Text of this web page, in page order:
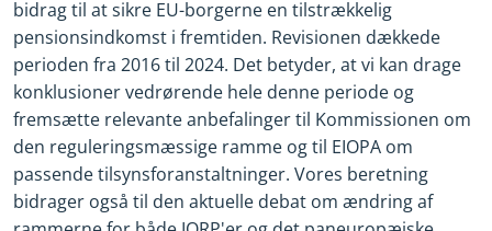
bidrag til at sikre EU-borgerne en tilstrækkelig
pensionsindkomst i fremtiden. Revisionen dækkede
perioden fra 2016 til 2024. Det betyder, at vi kan drage
konklusioner vedrørende hele denne periode og
fremsætte relevante anbefalinger til Kommissionen om
den reguleringsmæssige ramme og til EIOPA om
passende tilsynsforanstaltninger. Vores beretning
bidrager også til den aktuelle debat om ændring af